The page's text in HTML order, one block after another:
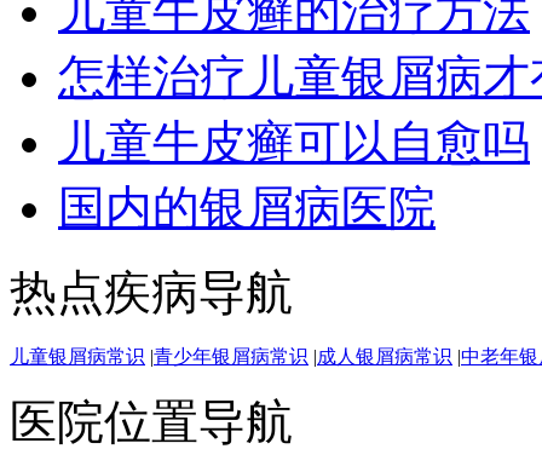
儿童牛皮癣的治疗方法
怎样治疗儿童银屑病才
儿童牛皮癣可以自愈吗
国内的银屑病医院
热点疾病导航
儿童银屑病常识 |青少年银屑病常识 |成人银屑病常识 |中老年
医院位置导航